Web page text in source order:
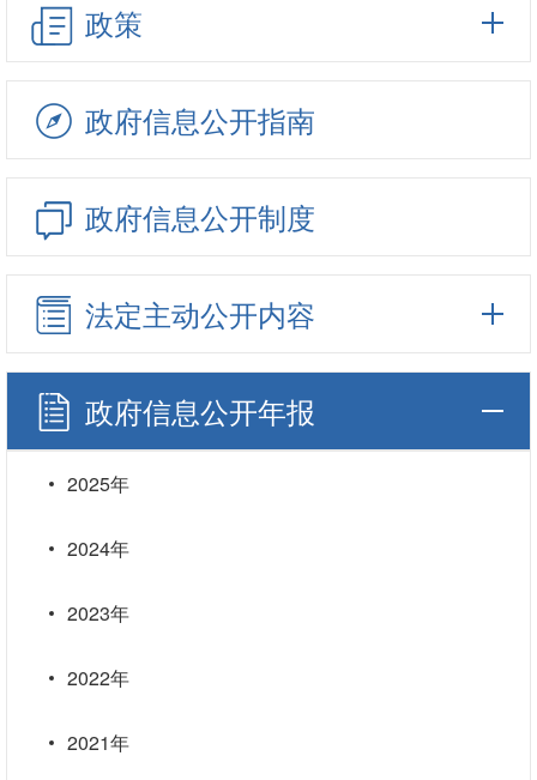
政策
政府信息公开指南
政府信息公开制度
法定主动公开内容
政府信息公开年报
2025年
2024年
2023年
2022年
2021年